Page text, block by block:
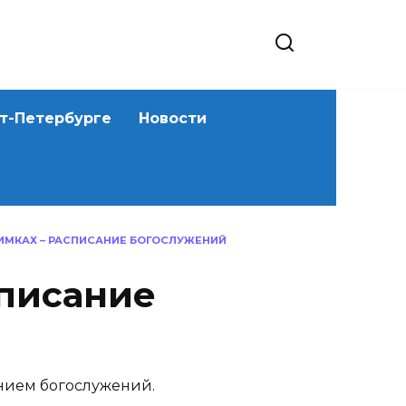
Петербурге Новости
– РАСПИСАНИЕ БОГОСЛУЖЕНИЙ
богослужений.